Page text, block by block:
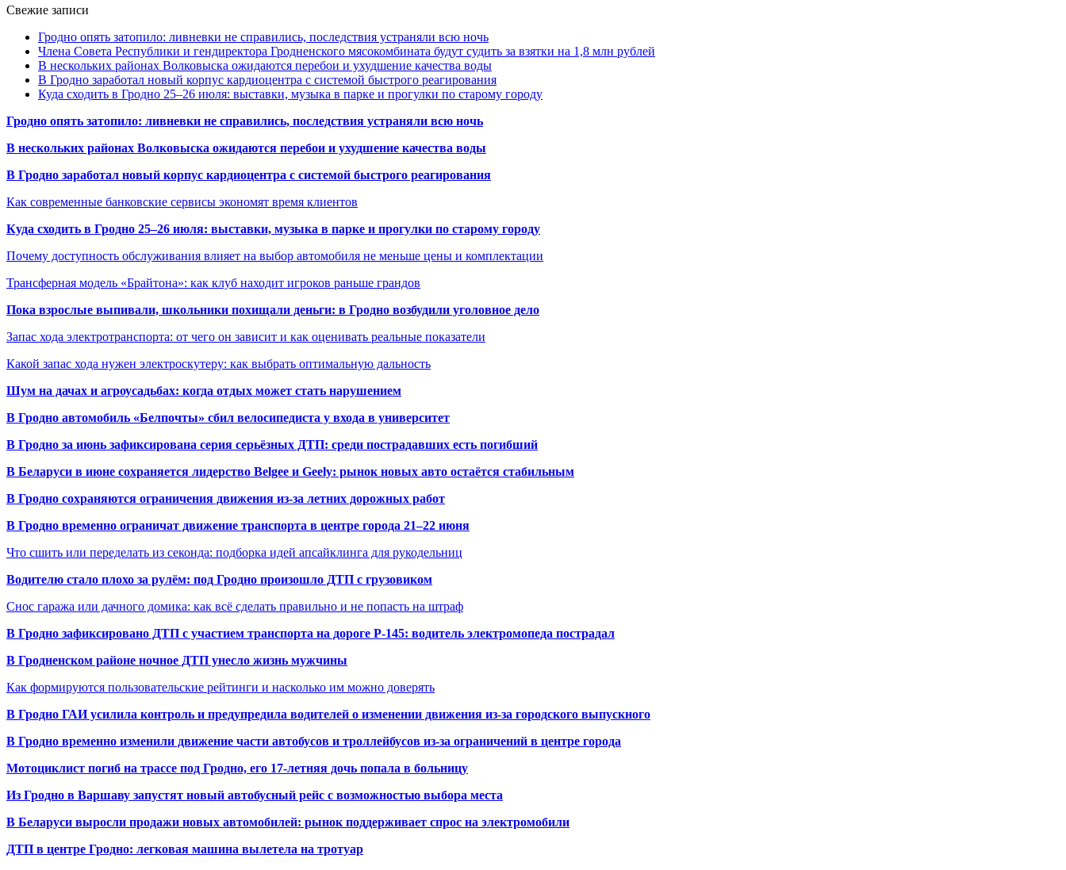
Свежие записи
Гродно опять затопило: ливневки не справились, последствия устраняли всю ночь
Члена Совета Республики и гендиректора Гродненского мясокомбината будут судить за взятки на 1,8 млн рублей
В нескольких районах Волковыска ожидаются перебои и ухудшение качества воды
В Гродно заработал новый корпус кардиоцентра с системой быстрого реагирования
Куда сходить в Гродно 25–26 июля: выставки, музыка в парке и прогулки по старому городу
Гродно опять затопило: ливневки не справились, последствия устраняли всю ночь
В нескольких районах Волковыска ожидаются перебои и ухудшение качества воды
В Гродно заработал новый корпус кардиоцентра с системой быстрого реагирования
Как современные банковские сервисы экономят время клиентов
Куда сходить в Гродно 25–26 июля: выставки, музыка в парке и прогулки по старому городу
Почему доступность обслуживания влияет на выбор автомобиля не меньше цены и комплектации
Трансферная модель «Брайтона»: как клуб находит игроков раньше грандов
Пока взрослые выпивали, школьники похищали деньги: в Гродно возбудили уголовное дело
Запас хода электротранспорта: от чего он зависит и как оценивать реальные показатели
Какой запас хода нужен электроскутеру: как выбрать оптимальную дальность
Шум на дачах и агроусадьбах: когда отдых может стать нарушением
В Гродно автомобиль «Белпочты» сбил велосипедиста у входа в университет
В Гродно за июнь зафиксирована серия серьёзных ДТП: среди пострадавших есть погибший
В Беларуси в июне сохраняется лидерство Belgee и Geely: рынок новых авто остаётся стабильным
В Гродно сохраняются ограничения движения из-за летних дорожных работ
В Гродно временно ограничат движение транспорта в центре города 21–22 июня
Что сшить или переделать из секонда: подборка идей апсайклинга для рукодельниц
Водителю стало плохо за рулём: под Гродно произошло ДТП с грузовиком
Снос гаража или дачного домика: как всё сделать правильно и не попасть на штраф
В Гродно зафиксировано ДТП с участием транспорта на дороге Р-145: водитель электромопеда пострадал
В Гродненском районе ночное ДТП унесло жизнь мужчины
Как формируются пользовательские рейтинги и насколько им можно доверять
В Гродно ГАИ усилила контроль и предупредила водителей о изменении движения из-за городского выпускного
В Гродно временно изменили движение части автобусов и троллейбусов из-за ограничений в центре города
Мотоциклист погиб на трассе под Гродно, его 17-летняя дочь попала в больницу
Из Гродно в Варшаву запустят новый автобусный рейс с возможностью выбора места
В Беларуси выросли продажи новых автомобилей: рынок поддерживает спрос на электромобили
ДТП в центре Гродно: легковая машина вылетела на тротуар